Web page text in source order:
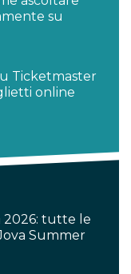
su
Ticketmaster
online
2026: tutte le
Summer